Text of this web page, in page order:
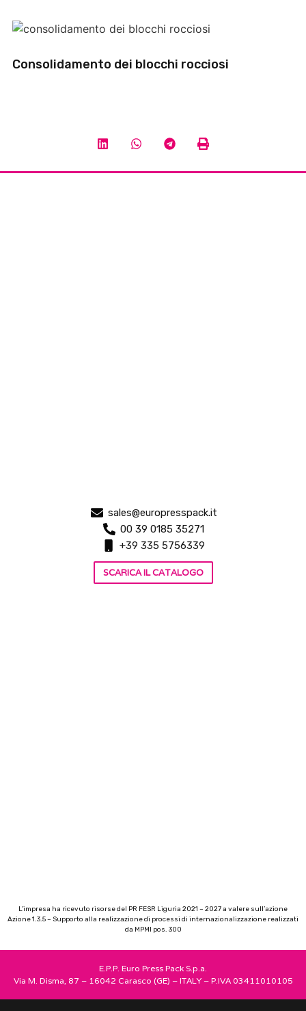
Consolidamento dei blocchi rocciosi
sales@europresspack.it
00 39 0185 35271
+39 335 5756339
SCARICA IL CATALOGO
L’impresa ha ricevuto risorse del PR FESR Liguria 2021 – 2027 a valere sull’azione
Azione 1.3.5 – Supporto alla realizzazione di processi di internazionalizzazione realizzati
da MPMI pos. 300
E.P.P. Euro Press Pack S.p.a.
Via M. Disma, 87 – 16042 Carasco (GE) – ITALY – P.IVA 03411010105